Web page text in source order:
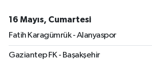
16 Mayıs, Cumartesi
Fatih Karagümrük - Alanyaspor
Gaziantep FK - Başakşehir